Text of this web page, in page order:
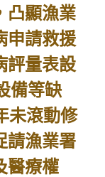
凸顯漁業
申請救援
評量表設
備等缺
未滾動修
請漁業署
醫療權